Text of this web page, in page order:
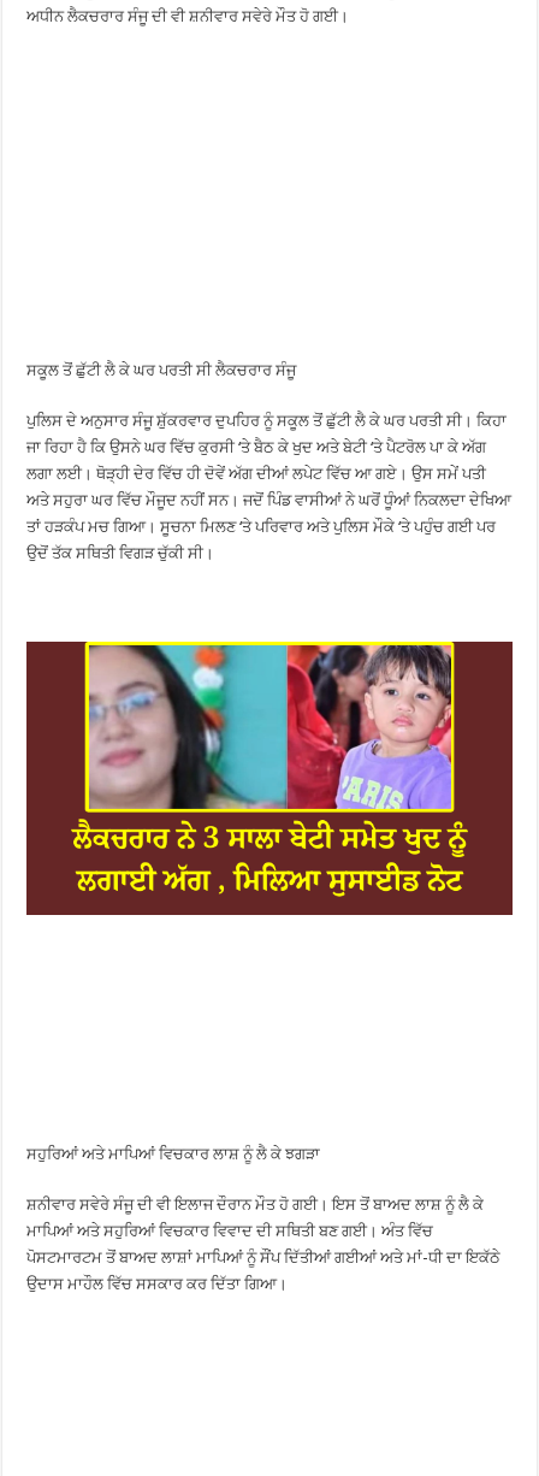
ਅਧੀਨ ਲੈਕਚਰਾਰ ਸੰਜੂ ਦੀ ਵੀ ਸ਼ਨੀਵਾਰ ਸਵੇਰੇ ਮੌਤ ਹੋ ਗਈ।
ਸਕੂਲ ਤੋਂ ਛੁੱਟੀ ਲੈ ਕੇ ਘਰ ਪਰਤੀ ਸੀ ਲੈਕਚਰਾਰ ਸੰਜੂ
ਪੁਲਿਸ ਦੇ ਅਨੁਸਾਰ ਸੰਜੂ ਸ਼ੁੱਕਰਵਾਰ ਦੁਪਹਿਰ ਨੂੰ ਸਕੂਲ ਤੋਂ ਛੁੱਟੀ ਲੈ ਕੇ ਘਰ ਪਰਤੀ ਸੀ। ਕਿਹਾ
ਜਾ ਰਿਹਾ ਹੈ ਕਿ ਉਸਨੇ ਘਰ ਵਿੱਚ ਕੁਰਸੀ ‘ਤੇ ਬੈਠ ਕੇ ਖੁਦ ਅਤੇ ਬੇਟੀ ‘ਤੇ ਪੈਟਰੋਲ ਪਾ ਕੇ ਅੱਗ
ਲਗਾ ਲਈ। ਥੋੜ੍ਹੀ ਦੇਰ ਵਿੱਚ ਹੀ ਦੋਵੇਂ ਅੱਗ ਦੀਆਂ ਲਪੇਟ ਵਿੱਚ ਆ ਗਏ। ਉਸ ਸਮੇਂ ਪਤੀ
ਅਤੇ ਸਹੁਰਾ ਘਰ ਵਿੱਚ ਮੌਜੂਦ ਨਹੀਂ ਸਨ। ਜਦੋਂ ਪਿੰਡ ਵਾਸੀਆਂ ਨੇ ਘਰੋਂ ਧੂੰਆਂ ਨਿਕਲਦਾ ਦੇਖਿਆ
ਤਾਂ ਹੜਕੰਪ ਮਚ ਗਿਆ। ਸੂਚਨਾ ਮਿਲਣ ‘ਤੇ ਪਰਿਵਾਰ ਅਤੇ ਪੁਲਿਸ ਮੌਕੇ ‘ਤੇ ਪਹੁੰਚ ਗਈ ਪਰ
ਉਦੋਂ ਤੱਕ ਸਥਿਤੀ ਵਿਗੜ ਚੁੱਕੀ ਸੀ।
ਸਹੁਰਿਆਂ ਅਤੇ ਮਾਪਿਆਂ ਵਿਚਕਾਰ ਲਾਸ਼ ਨੂੰ ਲੈ ਕੇ ਝਗੜਾ
ਸ਼ਨੀਵਾਰ ਸਵੇਰੇ ਸੰਜੂ ਦੀ ਵੀ ਇਲਾਜ ਦੌਰਾਨ ਮੌਤ ਹੋ ਗਈ। ਇਸ ਤੋਂ ਬਾਅਦ ਲਾਸ਼ ਨੂੰ ਲੈ ਕੇ
ਮਾਪਿਆਂ ਅਤੇ ਸਹੁਰਿਆਂ ਵਿਚਕਾਰ ਵਿਵਾਦ ਦੀ ਸਥਿਤੀ ਬਣ ਗਈ। ਅੰਤ ਵਿੱਚ
ਪੋਸਟਮਾਰਟਮ ਤੋਂ ਬਾਅਦ ਲਾਸ਼ਾਂ ਮਾਪਿਆਂ ਨੂੰ ਸੌਂਪ ਦਿੱਤੀਆਂ ਗਈਆਂ ਅਤੇ ਮਾਂ-ਧੀ ਦਾ ਇਕੱਠੇ
ਉਦਾਸ ਮਾਹੌਲ ਵਿੱਚ ਸਸਕਾਰ ਕਰ ਦਿੱਤਾ ਗਿਆ।